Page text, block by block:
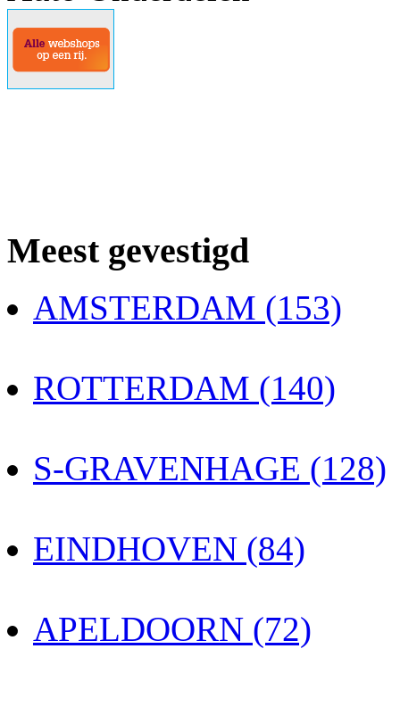
Meest gevestigd
AMSTERDAM (153)
ROTTERDAM (140)
S-GRAVENHAGE (128)
EINDHOVEN (84)
APELDOORN (72)